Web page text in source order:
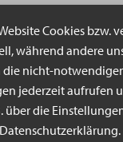
Cookies bzw.
während andere
die nicht-
jederzeit aufrufen
über die